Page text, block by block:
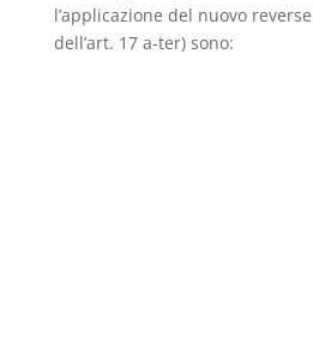
l’applicazione del nuovo
dell’art. 17 a-ter) sono: